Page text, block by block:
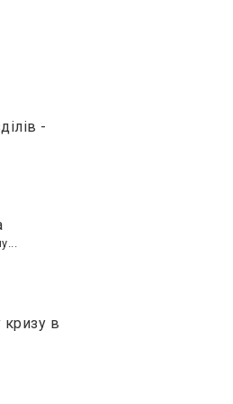
-
кризу в